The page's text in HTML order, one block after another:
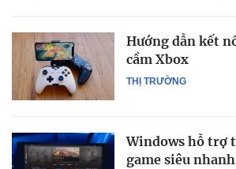
THỊ TRƯỜNG
Hướng dẫn kết
cầm Xbox
Windows hỗ trợ
game siêu